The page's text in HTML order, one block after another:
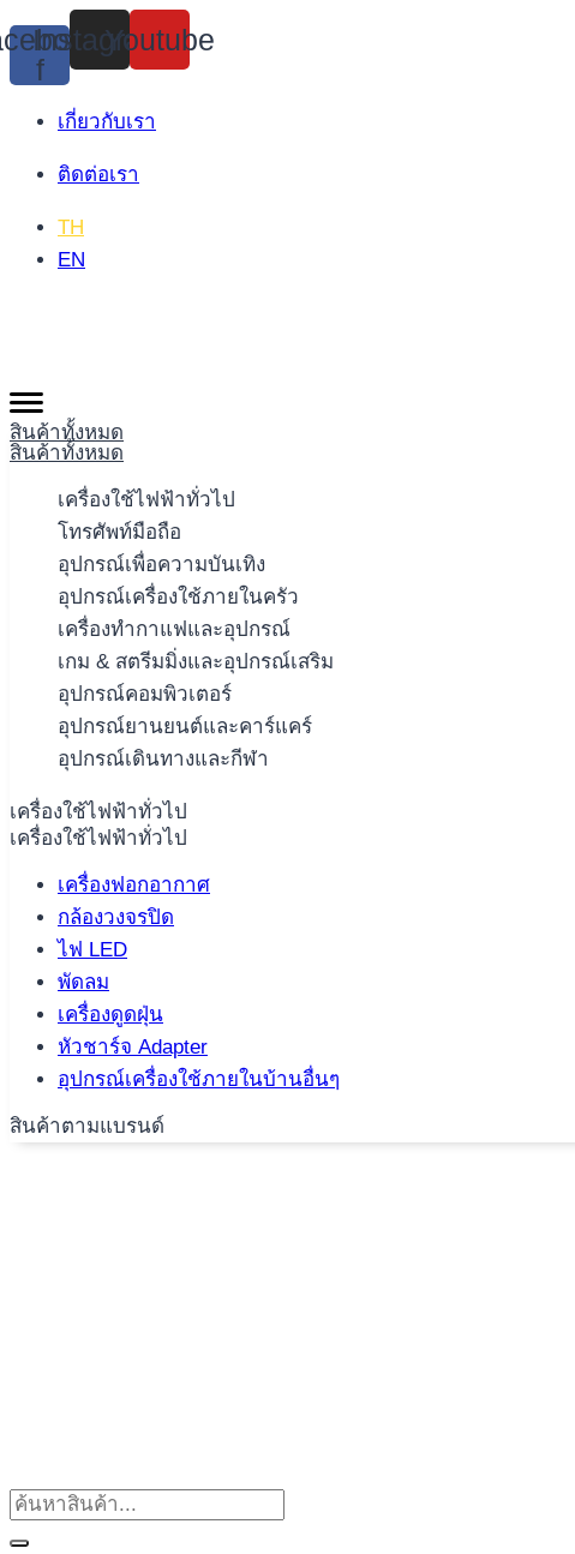
Skip
to
content
f
Instagram
Youtube
เกี่ยวกับเรา
ติดต่อเรา
TH
EN
สินค้าทั้งหมด
สินค้าทั้งหมด
เครื่องใช้ไฟฟ้าทั่วไป
โทรศัพท์มือถือ
อุปกรณ์เพื่อความบันเทิง
อุปกรณ์เครื่องใช้ภายในครัว
เครื่องทำกาแฟและอุปกรณ์
เกม & สตรีมมิ่งและอุปกรณ์เสริม
อุปกรณ์คอมพิวเตอร์
อุปกรณ์ยานยนต์และคาร์แคร์
อุปกรณ์เดินทางและกีฬา
เครื่องใช้ไฟฟ้าทั่วไป
เครื่องใช้ไฟฟ้าทั่วไป
เครื่องฟอกอากาศ
กล้องวงจรปิด
ไฟ LED
พัดลม
เครื่องดูดฝุ่น
หัวชาร์จ Adapter
อุปกรณ์เครื่องใช้ภายในบ้านอื่นๆ
สินค้าตามแบรนด์